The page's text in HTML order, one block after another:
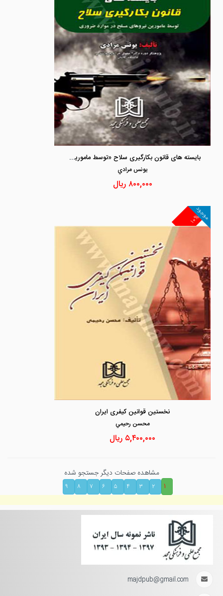
بایسته های قانون بکارگیری سلاح «توسط مامورین نیروهای مسلح در موارد ضروری»
يونس مرادي
۸۰۰,۰۰۰ ریال
۱۰%
موجود
نخستین قوانین کیفری ایران
محسن رحيمي
۵,۴۰۰,۰۰۰ ریال
مشاهده صفحات دیگر جستجو شده
۱
۲ ۳ ۴ ۵ ۶ ۷ ۸ ۹
majdpub@gmail.com